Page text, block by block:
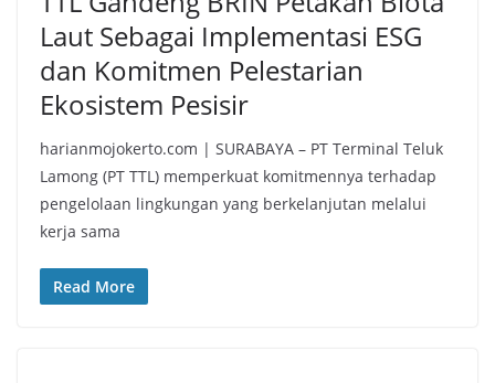
Laut Sebagai Implementasi ESG
dan Komitmen Pelestarian
Ekosistem Pesisir
harianmojokerto.com | SURABAYA – PT Terminal Teluk
Lamong (PT TTL) memperkuat komitmennya terhadap
pengelolaan lingkungan yang berkelanjutan melalui
kerja sama
Read More